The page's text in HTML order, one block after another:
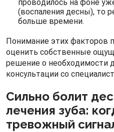
проводилось на фоне
(воспаления десны), то
больше времени.
Понимание этих факторов
оценить собственные
решение о необходимости
консультации со
Сильно болит
лечения зуба:
тревожный